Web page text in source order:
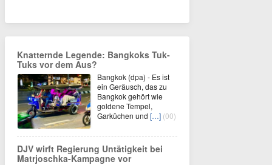
Knatternde Legende: Bangkoks Tuk-
Tuks vor dem Aus?
Bangkok (dpa) - Es ist
ein Geräusch, das zu
Bangkok gehört wie
goldene Tempel,
Garküchen und […] (00)
DJV wirft Regierung Untätigkeit bei
Matrjoschka-Kampagne vor